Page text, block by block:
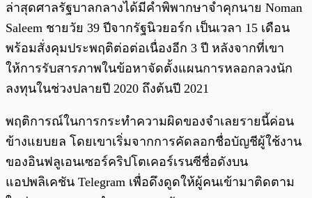
ล่าสุดศาลรัฐบาลกลางได้มีคำพิพากษาจำคุกนาย Noman
Saleem ชายวัย 39 ปีจากรัฐนิวยอร์ก เป็นเวลา 15 เดือน
พร้อมสั่งคุมประพฤติต่อต่อเนื่องอีก 3 ปี หลังจากที่เขา
ให้การรับสารภาพในข้อหาจัดตั้งแผนการหลอกลวงนัก
ลงทุนในช่วงปลายปี 2020 ถึงต้นปี 2021
พฤติการณ์ในการกระทำความผิดของจำเลยรายนี้ค่อน
ข้างแยบยล โดยเขาเริ่มจากการคัดลอกชื่อบัญชีผู้ใช้งาน
ของอินฟลูเอนเซอร์คริปโตเคอร์เรนซีชื่อดังบน
แอปพลิเคชัน Telegram เพื่อดึงดูดให้ผู้คนเข้ามาติดตาม